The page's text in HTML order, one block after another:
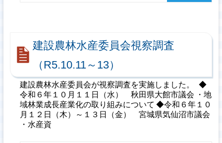
建設農林水産委員会視察調査
（R5.10.11～13）
建設農林水産委員会が視察調査を実施しました。 ◆
令和６年１０月１１日（水） 秋田県大館市議会 ・地
域林業成長産業化の取り組みについて ◆令和６年１０
月１２日（木）～１３日（金） 宮城県気仙沼市議会
・水産資